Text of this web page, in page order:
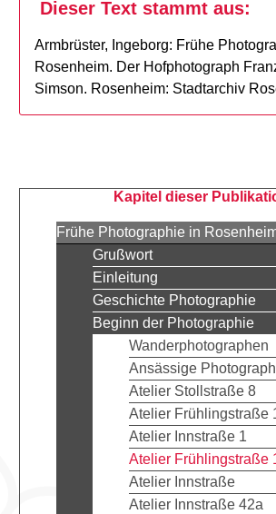
Dieser Text stammt aus:
Armbrüster, Ingeborg: Frühe
Rosenheim. Der Hofphotograph
Simson. Rosenheim: Stadtarchiv
Kapitel dieser
Frühe Photographie in
Grußwort
Einleitung
Geschichte Photographie
Beginn der Photographie
Wanderphotographen
Ansässige
Atelier Stollstraße 8
Atelier Frühlingstraße
Atelier Innstraße 1
Atelier Frühlingstraße
Atelier Innstraße
Atelier Innstraße 42a